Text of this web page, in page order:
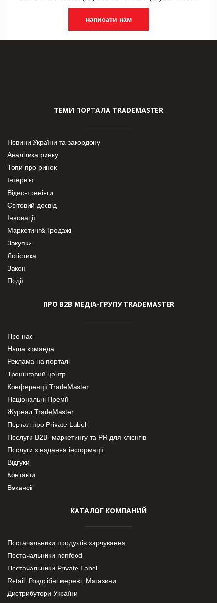
написати нам
ТЕМИ ПОРТАЛА TRADEMASTER
Новини України та закордону
Аналітика ринку
Топи про ринок
Інтерв’ю
Відео-тренінги
Світовий досвід
Інновації
Маркетинг&Продажі
Закупки
Логістика
Закон
Події
ПРО В2В МЕДІА-ГРУПУ TRADEMASTER
Про нас
Наша команда
Реклама на порталі
Тренінговий центр
Конференції TradeMaster
Національні Премії
Журнал TradeMaster
Портал про Private Label
Послуги В2В- маркетингу та PR для клієнтів
Послуги з надання інформації
Відгуки
Контакти
Вакансії
КАТАЛОГ КОМПАНИЙ
Постачальники продуктів харчування
Постачальники nonfood
Постачальники Private Label
Retail. Роздрібні мережі, Магазини
Дистрибутори України